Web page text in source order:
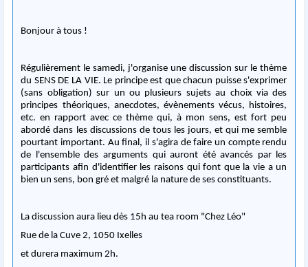
Bonjour à tous !
Régulièrement le samedi, j'organise une discussion sur le thème
du SENS DE LA VIE. Le principe est que chacun puisse s'exprimer
(sans obligation) sur un ou plusieurs sujets au choix via des
principes théoriques, anecdotes, évènements vécus, histoires,
etc. en rapport avec ce thème qui, à mon sens, est fort peu
abordé dans les discussions de tous les jours, et qui me semble
pourtant important. Au final, il s'agira de faire un compte rendu
de l'ensemble des arguments qui auront été avancés par les
participants afin d'identifier les raisons qui font que la vie a un
bien un sens, bon gré et malgré la nature de ses constituants.
La discussion aura lieu dès 15h au tea room "Chez Léo"
Rue de la Cuve 2, 1050 Ixelles
et durera maximum 2h.